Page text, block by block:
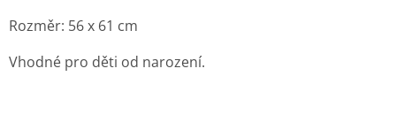
Rozměr: 56 x 61 cm
Vhodné pro děti od narození.